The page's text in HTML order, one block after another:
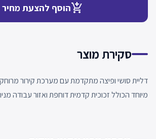
add_shopping_cartהוסף להצעת מחיר
סקירת מוצר
דליית סושי ופיצה מתקדמת עם מערכת קירור
מיוחד הכולל זכוכית קדמית דוחפת ואזור עבודה